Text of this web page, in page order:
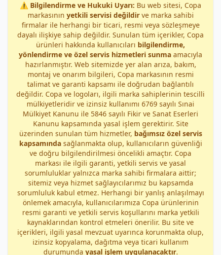
⚠️ Bilgilendirme ve Hukuki Uyarı: Bu web sitesi, Copa
markasının yetkili servisi değildirve marka sahibi
firmalar ile herhangi bir ticari, resmi veya sözleşmeye
dayalı ilişkiye sahip değildir. Sunulan tüm içerikler, Copa
ürünleri hakkında kullanıcıları bilgilendirme,
yönlendirme ve özel servis hizmetleri sunma amacıyla
hazırlanmıştır. Web sitemizde yer alan arıza, bakım,
montaj ve onarım bilgileri, Copa markasının resmi
talimat ve garanti kapsamı ile doğrudan bağlantılı
değildir. Copa ve logoları, ilgili marka sahiplerinin tescilli
mülkiyetleridir ve izinsiz kullanımı 6769 sayılı Sınai
Mülkiyet Kanunu ile 5846 sayılı Fikir ve Sanat Eserleri
Kanunu kapsamında yasal işlem gerektirir. Site
üzerinden sunulan tüm hizmetler, bağımsız özel servis
kapsamındasağlanmakta olup, kullanıcıların güvenliği
ve doğru bilgilendirilmesi öncelikli amaçtır. Copa
markası ile ilgili garanti, yetkili servis ve yasal
sorumluluklar yalnızca marka sahibi firmalara aittir;
sitemiz veya hizmet sağlayıcılarımız bu kapsamda
sorumluluk kabul etmez. Herhangi bir yanlış anlaşılmayı
önlemek amacıyla, kullanıcılarımıza Copa ürünlerinin
resmi garanti ve yetkili servis koşullarını marka yetkili
kaynaklarından kontrol etmeleri önerilir. Bu site ve
içerikleri, ilgili yasal mevzuat uyarınca korunmakta olup,
izinsiz kopyalama, dağıtma veya ticari kullanım
durumunda yasal işlem uygulanacaktır.